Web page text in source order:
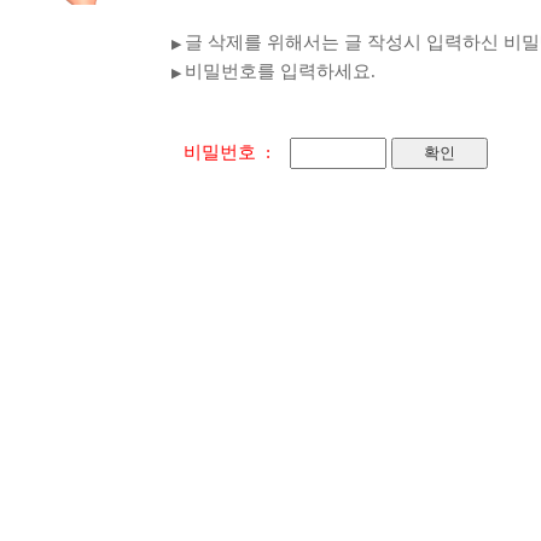
▶ 글 삭제를 위해서는 글 작성시 입력하신 비
▶ 비밀번호를 입력하세요.
비밀번호 :